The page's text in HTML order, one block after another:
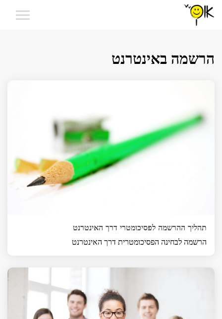
הרשמה באינטרנט
תהליך ההרשמה לפסיכומטרי דרך האינטרנט
הרשמה לבחינה הפסיכומטרית דרך האינטרנט